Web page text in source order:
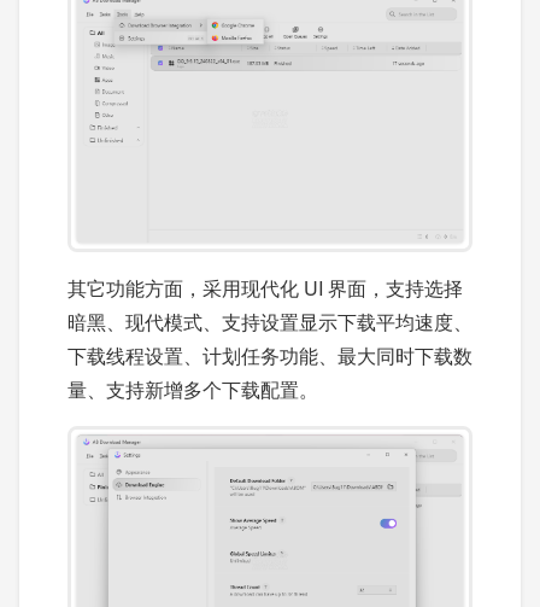
其它功能方面，采用现代化 UI 界面，支持选择
暗黑、现代模式、支持设置显示下载平均速度、
下载线程设置、计划任务功能、最大同时下载数
量、支持新增多个下载配置。